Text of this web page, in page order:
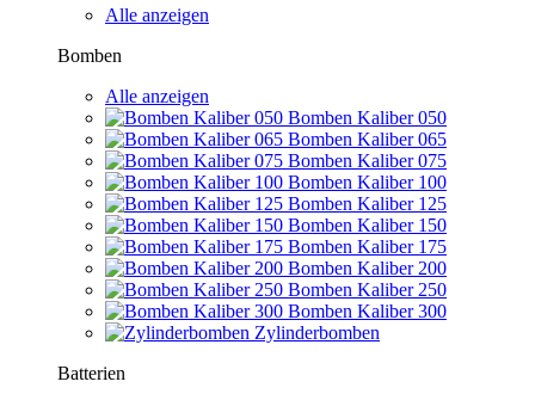
Alle anzeigen
Bomben
Alle anzeigen
Bomben Kaliber 050
Bomben Kaliber 065
Bomben Kaliber 075
Bomben Kaliber 100
Bomben Kaliber 125
Bomben Kaliber 150
Bomben Kaliber 175
Bomben Kaliber 200
Bomben Kaliber 250
Bomben Kaliber 300
Zylinderbomben
Batterien